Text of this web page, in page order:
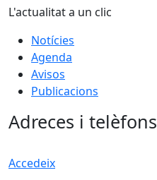
L'actualitat a un clic
Notícies
Agenda
Avisos
Publicacions
Adreces i telèfons
Accedeix